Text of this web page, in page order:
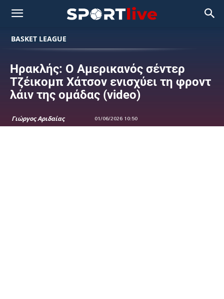
BASKET LEAGUE
Ηρακλής: Ο Αμερικανός σέντερ
Τζέικομπ Χάτσον ενισχύει τη φροντ
λάιν της ομάδας (video)
Γιώργος Αριδαίας 01/06/2026 10:50